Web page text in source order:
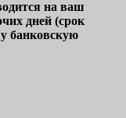
на ваш
дней (срок
банковскую